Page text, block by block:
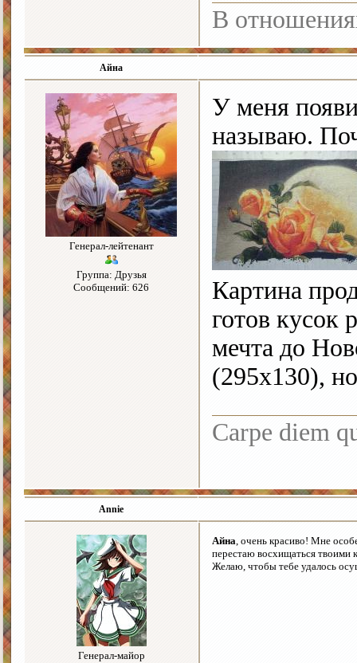
В
Айна
Генерал-лейтенант
Группа: Друзья
Сообщений: 626
У меня
называю.
Картина
готов кусок
мечта до
(295х130),
Carpe diem
Annie
Генерал-майор
Айна, очень красиво! Мне
перестаю восхищаться твоими
Желаю, чтобы тебе удалось